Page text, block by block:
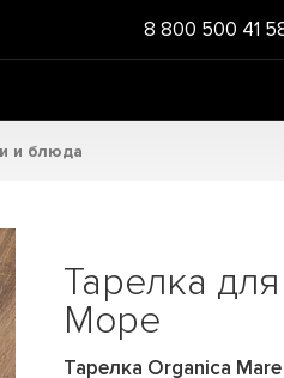
8 800 500 41
и блюда
Тарелка
Море
Тарелка Organica